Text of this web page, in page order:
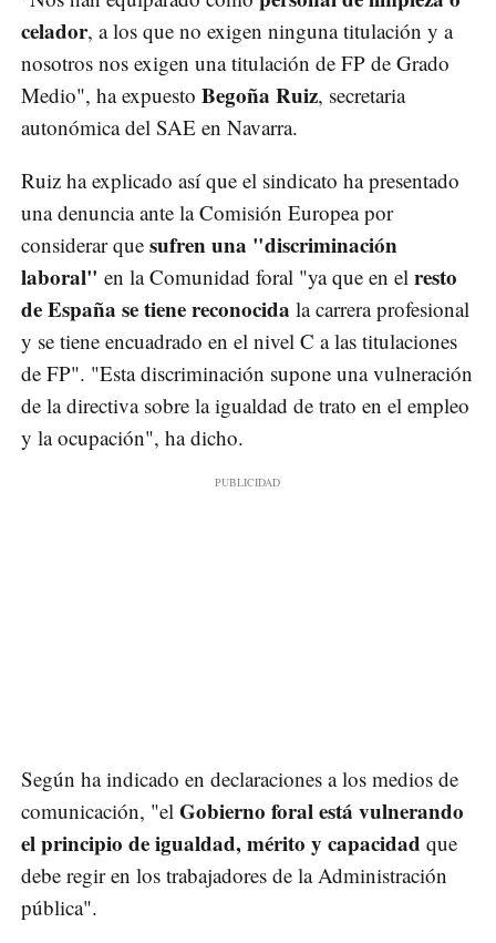
celador, a los que no exigen ninguna titulación y a
nosotros nos exigen una titulación de FP de Grado
Medio", ha expuesto Begoña Ruiz, secretaria
autonómica del SAE en Navarra.
Ruiz ha explicado así que el sindicato ha presentado
una denuncia ante la Comisión Europea por
considerar que sufren una "discriminación
laboral" en la Comunidad foral "ya que en el resto
de España se tiene reconocida la carrera profesional
y se tiene encuadrado en el nivel C a las titulaciones
de FP". "Esta discriminación supone una vulneración
de la directiva sobre la igualdad de trato en el empleo
y la ocupación", ha dicho.
Según ha indicado en declaraciones a los medios de
comunicación, "el Gobierno foral está vulnerando
el principio de igualdad, mérito y capacidad que
debe regir en los trabajadores de la Administración
pública".